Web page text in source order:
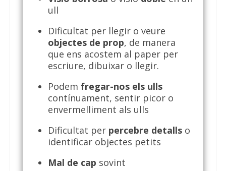
ull
Dificultat per llegir o veure
objectes de prop, de manera
que ens acostem al paper per
escriure, dibuixar o llegir.
Podem fregar-nos els ulls
contínuament, sentir picor o
envermelliment als ulls
Dificultat per percebre detallso
identificar objectes petits
Mal de cap sovint